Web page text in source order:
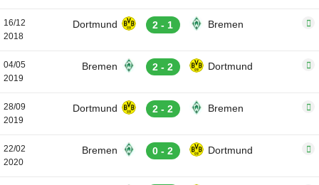
16/12
2018
Dortmund 2 - 1 Bremen
04/05
2019
Bremen 2 - 2 Dortmund
28/09
2019
Dortmund 2 - 2 Bremen
22/02
2020
Bremen 0 - 2 Dortmund